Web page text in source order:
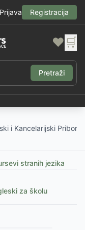
Prijava Registracija
❤️ 🛒
Pretraži
i Kancelarijski Pribor
stranih jezika
za školu